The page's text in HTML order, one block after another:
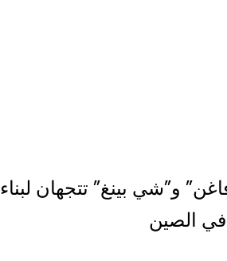
و”شي بينغ” تتجهان لبناء
في الصين